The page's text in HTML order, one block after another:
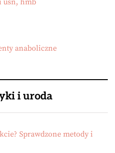
anaboliczne
i uroda
Sprawdzone metody i